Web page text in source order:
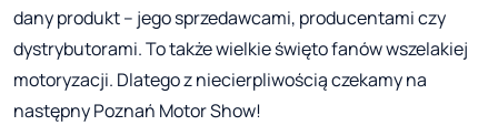
dany produkt – jego sprzedawcami, producentami czy
dystrybutorami. To także wielkie święto fanów wszelakiej
motoryzacji. Dlatego z niecierpliwością czekamy na
następny Poznań Motor Show!